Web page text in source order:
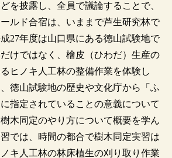
を披露し、全員で議論することで、
ルド合宿は、いままで芦生研究林で
27年度は山口県にある徳山試験地で
けではなく、檜皮（ひわだ）生産の
ヒノキ人工林の整備作業を体験し
徳山試験地の歴史や文化庁から「ふ
指定されていることの意義について
木同定のやり方について概要を学ん
では、時間の都合で樹木同定実習は
キ人工林の林床植生の刈り取り作業